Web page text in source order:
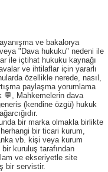
ve bakalorya
"Dava hukuku" nedeni ile
ile içtihat hukuku kaynağı
ve ihtilaflar için yararlı
özellikle nerede, nasıl,
paylaşma yorumlama
💬, Mahkemelerin dava
(kendine özgü) hukuk
bir marka olmakla birlikte
bir ticari kurum,
vb. kişi veya kurum
kuruluş tarafından
ve ekseriyetle site
bir servistir.